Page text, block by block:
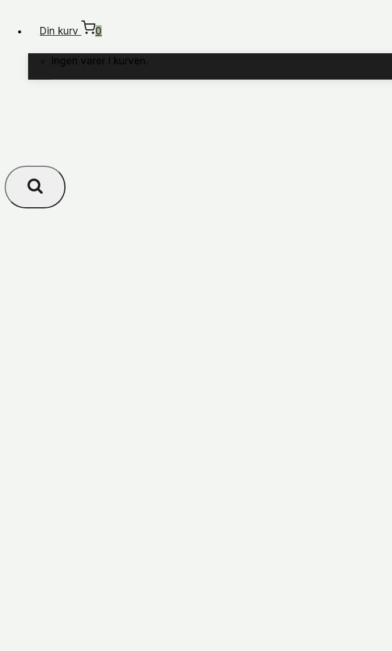
Din kurv 0
Ingen varer i kurven.